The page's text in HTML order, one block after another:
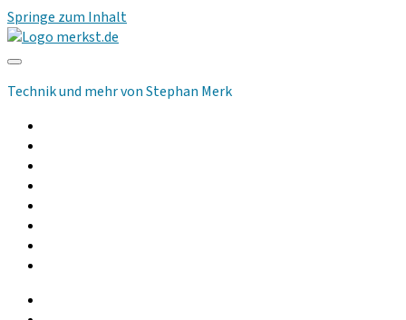
Springe zum Inhalt
merkst.de
Technik und mehr von Stephan Merk